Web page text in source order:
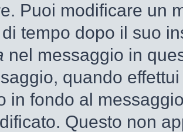
Puoi modificare un
tempo dopo il suo
nel messaggio in
quando
in fondo al
Questo non